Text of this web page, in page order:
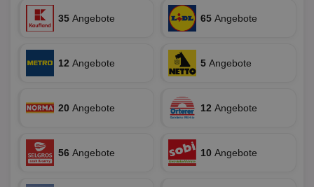
35 Angebote 65 Angebote
12 Angebote 5 Angebote
20 Angebote 12 Angebote
56 Angebote 10 Angebote
Targeting
Funktionalität Unklassifizierte
wesentliche Kernfunktionen der Website wie die
Benutzeranmeldung und die Kontoverwaltung.
Ohne die unbedingt erforderlichen Cookies kann die
Name
Provider/Domäne Ablaufdatum
securitytoken
aktionspreis.de
PHP.net